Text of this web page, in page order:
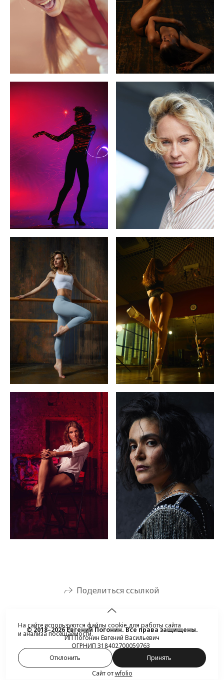
Поделиться ссылкой
© 2018–2026 Евгений Погонин. Все права защищены.
ИП Погонин Евгений Васильевич
ОГРНИП 318402700059763
Сайт отwfolio
На сайте используются файлы cookie для работы сайта
и анализа посещаемости.
Отклонить Принять